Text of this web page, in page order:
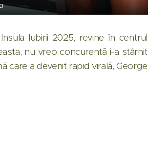
Iubirii 2025, revine în centrul
nu vreo concurentă i-a stârnit
care a devenit rapid virală, George